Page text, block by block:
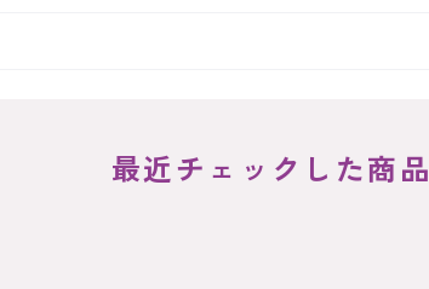
最近チェックした商品